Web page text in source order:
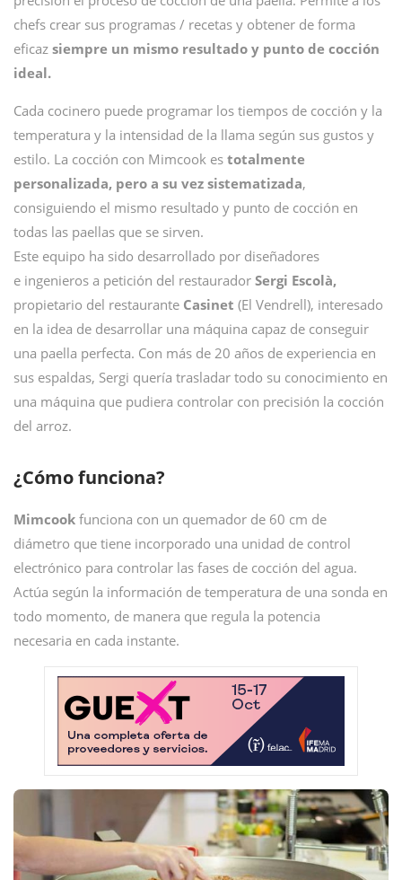
chefs crear sus programas / recetas y obtener de forma
eficaz siempre un mismo resultado y punto de cocción
ideal.
Cada cocinero puede programar los tiempos de cocción y la
temperatura y la intensidad de la llama según sus gustos y
estilo. La cocción con Mimcook es totalmente
personalizada, pero a su vez sistematizada,
consiguiendo el mismo resultado y punto de cocción en
todas las paellas que se sirven.
Este equipo ha sido desarrollado por diseñadores
e ingenieros a petición del restaurador Sergi Escolà,
propietario del restaurante Casinet (El Vendrell), interesado
en la idea de desarrollar una máquina capaz de conseguir
una paella perfecta. Con más de 20 años de experiencia en
sus espaldas, Sergi quería trasladar todo su conocimiento en
una máquina que pudiera controlar con precisión la cocción
del arroz.
¿Cómo funciona?
Mimcook funciona con un quemador de 60 cm de
diámetro que tiene incorporado una unidad de control
electrónico para controlar las fases de cocción del agua.
Actúa según la información de temperatura de una sonda en
todo momento, de manera que regula la potencia
necesaria en cada instante.